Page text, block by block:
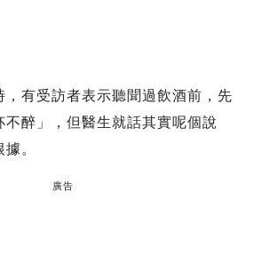
，有受訪者表示聽聞過飲酒前，先
不醉」，但醫生就話其實呢個說
。
廣告